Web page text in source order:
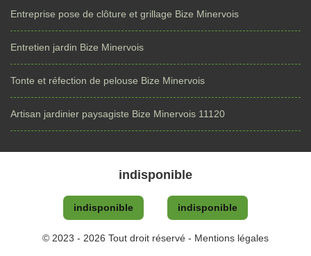
Entreprise pose de clôture et grillage Bize Minervois
Entretien jardin Bize Minervois
Tonte et réfection de pelouse Bize Minervois
Artisan jardinier paysagiste Bize Minervois 11120
indisponible
indisponible indisponible
© 2023 - 2026 Tout droit réservé - Mentions légales